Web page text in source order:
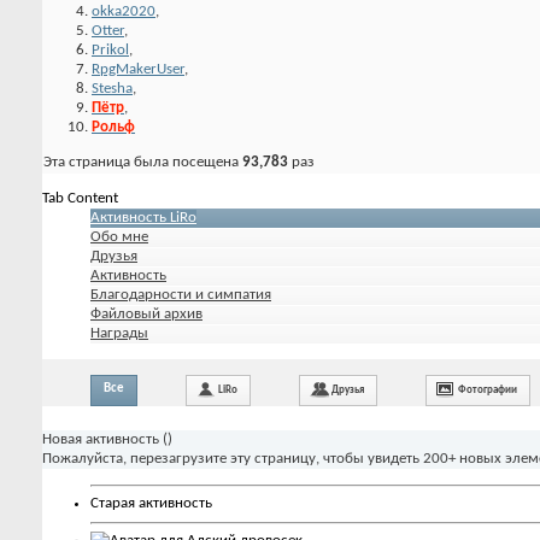
okka2020,
Otter,
Prikol ,
RpgMakerUser,
Stesha,
Пётр,
Рольф
Эта страница была посещена 93,783 раз
Tab Content
Активность LiRo
Обо мне
Друзья
Активность
Благодарности и симпатия
Файловый архив
Награды
Все LiRo Друзья Фотографии
Новая активность ()
Пожалуйста, перезагрузите эту страницу, чтобы увидеть 200+ новых
Старая активность